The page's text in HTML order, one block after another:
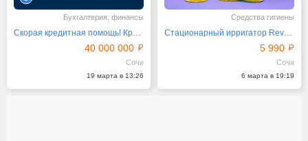
Бухгалтерия, финансы
Скорая кредитная помощь! Кредиты бизнесу по РФ!
40 000 000
Сочи
19 марта в 13:26
Средства гигиены
Стационарный ирригатор Revyline RL 900
5 990
Сочи
6 марта в 19:19